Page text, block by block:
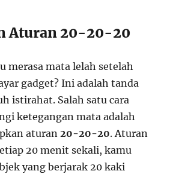
Aturan 20-20-20
merasa mata lelah setelah
gadget? Ini adalah tanda
istirahat. Salah satu cara
ketegangan mata adalah
aturan20-20-20. Aturan
20 menit sekali, kamu
yang berjarak 20 kaki